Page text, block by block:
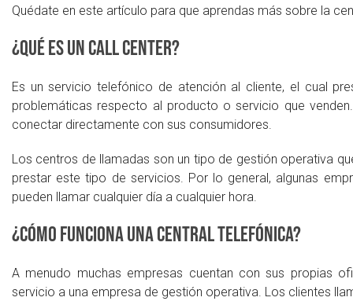
Quédate en este artículo para que aprendas más sobre la
¿Qué es un Call Center?
Es un servicio telefónico de atención al cliente, el cual
problemáticas respecto al producto o servicio que
conectar directamente con sus consumidores.
Los centros de llamadas son un tipo de gestión operativa
prestar este tipo de servicios. Por lo general, algunas
pueden llamar cualquier día a cualquier hora.
¿Cómo funciona una central telefónica?
A menudo muchas empresas cuentan con sus propias
servicio a una empresa de gestión operativa. Los clientes